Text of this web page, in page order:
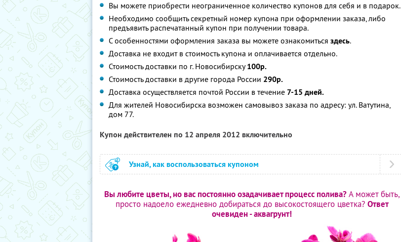
Вы можете приобрести неограниченное количество купонов для себя и в подарок.
Необходимо сообщить секретный номер купона при оформлении заказа, либо
предъявить распечатанный купон при получении товара.
С особенностями оформления заказа вы можете ознакомиться здесь.
Доставка не входит в стоимость купона и оплачивается отдельно.
Стоимость доставки по г. Новосибирску100р.
Стоимость доставки в другие города России 290р.
Доставка осуществляется почтой России в течение 7-15 дней.
Для жителей Новосибирска возможен самовывоз заказа по адресу: ул. Ватутина,
дом 77.
Купон действителен по 12 апреля 2012 включительно
Узнай, как воспользоваться купоном
Вы любите цветы, но вас постоянно озадачивает процесс полива?А может быть,
просто надоело ежедневно добираться до высокостоящего цветка? Ответ
очевиден - аквагрунт!